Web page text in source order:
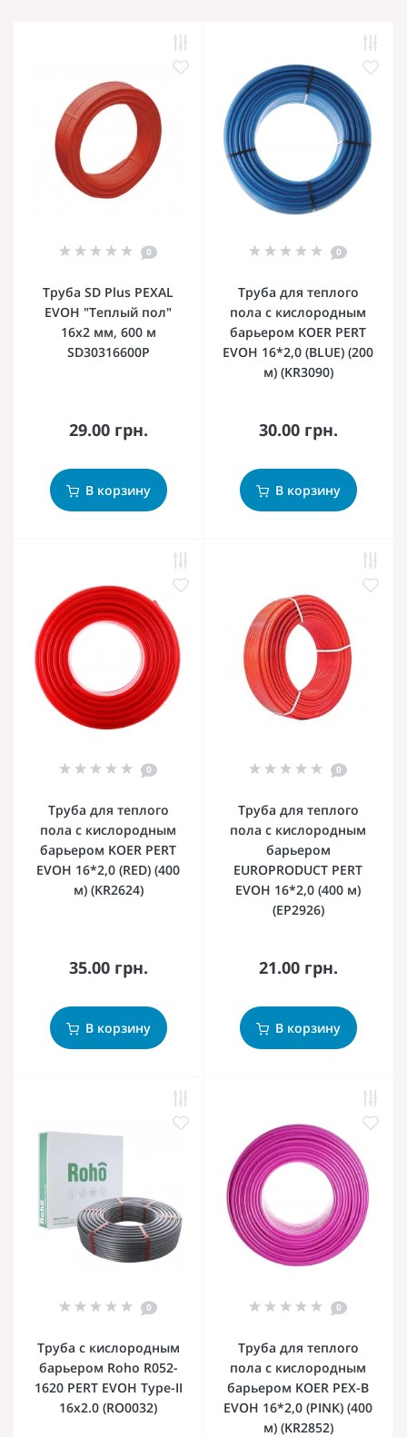
0
Труба SD Plus PEXAL
EVOH "Теплый пол"
16х2 мм, 600 м
SD30316600P
29.00 грн.
В корзину
0
Труба для теплого
пола с кислородным
барьером KOER PERT
EVOH 16*2,0 (BLUE) (200
м) (KR3090)
30.00 грн.
В корзину
0
Труба для теплого
пола с кислородным
барьером KOER PERT
EVOH 16*2,0 (RED) (400
м) (KR2624)
35.00 грн.
В корзину
0
Труба для теплого
пола с кислородным
барьером
EUROPRODUCT PERT
EVOH 16*2,0 (400 м)
(EP2926)
21.00 грн.
В корзину
0
Труба с кислородным
барьером Roho R052-
1620 PERT EVOH Type-II
16x2.0 (RO0032)
0
Труба для теплого
пола с кислородным
барьером KOER PEX-B
EVOH 16*2,0 (PINK) (400
м) (KR2852)